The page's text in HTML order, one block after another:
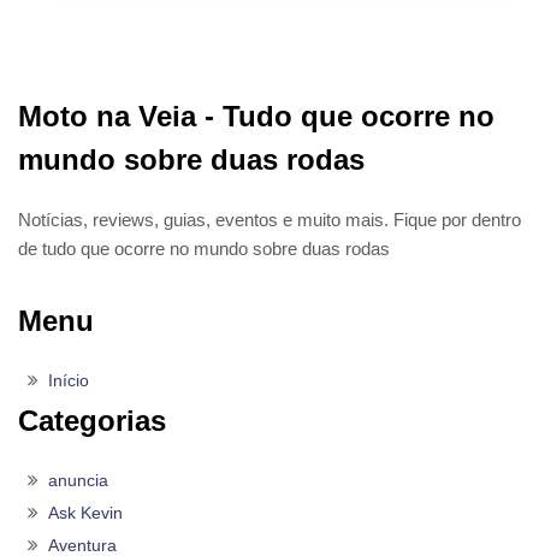
Moto na Veia - Tudo que ocorre no
mundo sobre duas rodas
Notícias, reviews, guias, eventos e muito mais. Fique por dentro
de tudo que ocorre no mundo sobre duas rodas
Menu
Início
Categorias
anuncia
Ask Kevin
Aventura